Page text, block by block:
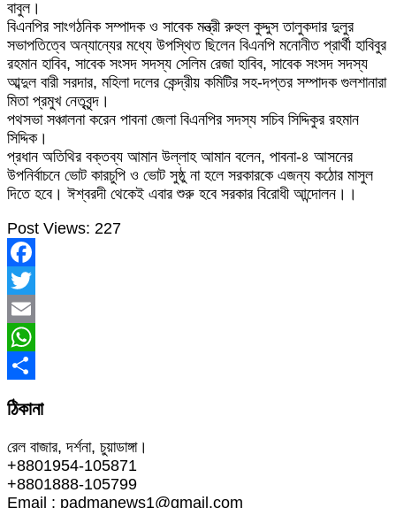
বাবুল।
বিএনপির সাংগঠনিক সম্পাদক ও সাবেক মন্ত্রী রুহুল কুদ্দুস তালুকদার দুলুর
সভাপতিত্বে অন্যান্যের মধ্যে উপস্থিত ছিলেন বিএনপি মনোনীত প্রার্থী হাবিবুর
রহমান হাবিব, সাবেক সংসদ সদস্য সেলিম রেজা হাবিব, সাবেক সংসদ সদস্য
আব্দুল বারী সরদার, মহিলা দলের কেন্দ্রীয় কমিটির সহ-দপ্তর সম্পাদক গুলশানারা
মিতা প্রমুখ নেতৃবৃন্দ।
পথসভা সঞ্চালনা করেন পাবনা জেলা বিএনপির সদস্য সচিব সিদ্দিকুর রহমান
সিদ্দিক।
প্রধান অতিথির বক্তব্য আমান উল্লাহ আমান বলেন, পাবনা-৪ আসনের
উপনির্বাচনে ভোট কারচুপি ও ভোট সুষ্ঠু না হলে সরকারকে এজন্য কঠোর মাসুল
দিতে হবে। ঈশ্বরদী থেকেই এবার শুরু হবে সরকার বিরোধী আন্দোলন।।
Post Views: 227
Facebook
Twitter
Email
WhatsApp
Share
ঠিকানা
রেল বাজার, দর্শনা, চুয়াডাঙ্গা।
+8801954-105871
+8801888-105799
Email : padmanews1@gmail.com